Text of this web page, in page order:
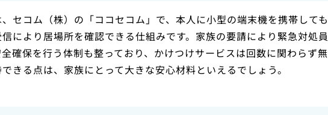
セコム（株）の「ココセコム」で、本人に小型の端末機を携帯しても
により居場所を確認できる仕組みです。家族の要請により緊急対処員
確保を行う体制も整っており、かけつけサービスは回数に関わらず無
きる点は、家族にとって大きな安心材料といえるでしょう。